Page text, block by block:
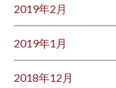
2019年2月
2019年1月
2018年12月